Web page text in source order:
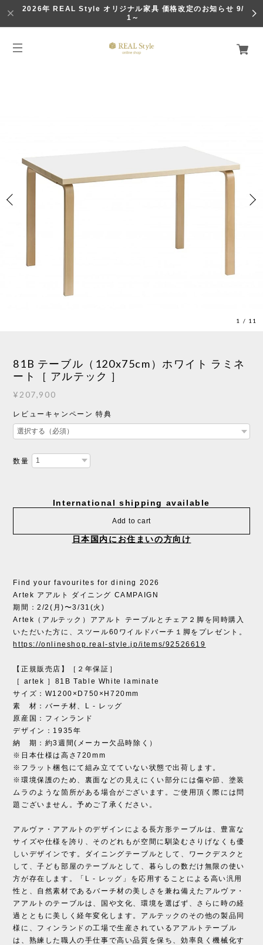
2026年 REAL Style オリジナル家具 価格改定のお知らせ 9/
1～
1 / 11
81B テーブル（120x75cm）ホワイト ラミネ
ート［ アルテック ］
¥207,900
レビューキャンペーン 特典
数量
International shipping available
Add to cart
日本国内にお住まいの方向け
Find your favourites for dining 2026
Artek アアルト ダイニング CAMPAIGN
期間：2/2(月)〜3/31(火)
Artek（アルテック）アアルト テーブルとチェア２脚を同時購入
いただいた方に、スツール60ワイルドバーチ１脚をプレゼント。
https://onlineshop.real-style.jp/items/92526619
【正規販売店】［２年保証］
［ artek ］81B Table White laminate
サイズ：W1200×D750×H720mm
素 材：バーチ材、L - レッグ
原産国：フィンランド
デザイン：1935年
納 期：約3週間(メーカー欠品時除く）
※日本仕様は高さ720mm
※フラット梱包にて組み立てていない状態で出荷します。
※環境保護のため、裏面などの見えにくい部分には傷や節、塗装
ムラのような箇所がある場合がございます。ご使用頂く際には問
題ございません。予めご了承ください。
アルヴァ・アアルトのデザインによる長方形テーブルは、豊富な
サイズや仕様を誇り、そのどれもが空間に馴染むさりげなくも優
しいデザインです。ダイニングテーブルとして、ワークデスクと
して、子ども部屋のテーブルとして、暮らしの数だけ無限の使い
方が存在します。「L - レッグ」を応用することによる高い汎用
性と、自然素材であるバーチ材の美しさを兼ね備えたアルヴァ・
アアルトのテーブルは、国や文化、環境を選ばず、さらに時の経
過とともに美しく経年変化します。アルテックのその他の製品同
様に、フィンランドの工場で生産されているアアルトテーブル
は、熟練した職人の手仕事で高い品質を保ち、効率良く機械化す